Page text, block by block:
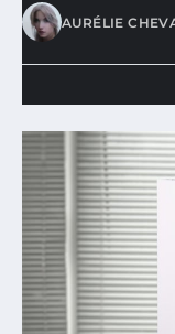
AURÉLIE